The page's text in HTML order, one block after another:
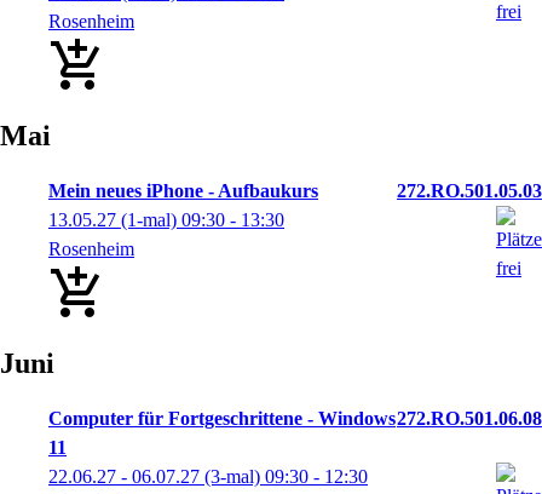
Rosenheim
Mai
Mein neues iPhone - Aufbaukurs
272.RO.501.05.03
13.05.27 (1-mal) 09:30 - 13:30
Rosenheim
Juni
Computer für Fortgeschrittene - Windows
11
272.RO.501.06.08
22.06.27 - 06.07.27 (3-mal) 09:30 - 12:30